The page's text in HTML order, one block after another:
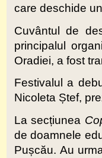
care deschide
Cuvântul de
principalul
Oradiei, a fost
Festivalul a
Nicoleta Ștef,
La secțiunea
de doamnele
Pușcău. Au